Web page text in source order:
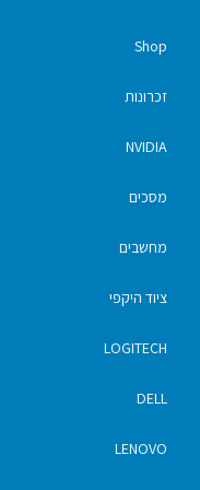
Shop
זכרונות
NVIDIA
מסכים
מחשבים
ציוד היקפי
LOGITECH
DELL
LENOVO